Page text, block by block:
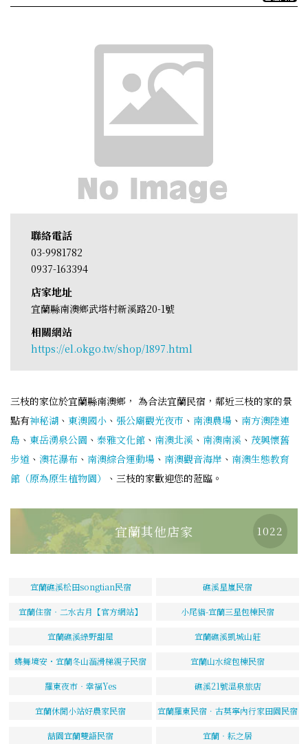
聯絡電話
03-9981782
0937-163394
店家地址
宜蘭縣南澳鄉武塔村新溪路20-1號
相關網站
https://el.okgo.tw/shop/1897.html
三枝的家位於宜蘭縣南澳鄉， 為合法宜蘭民宿，鄰近三枝的家的景
點有神秘湖 、 東澳國小 、 張公廟觀光夜市 、 南澳農場 、 南方澳陸連
島 、 東岳湧泉公園 、 泰雅文化館 、 南澳北溪 、 南澳南溪 、 茂興懷舊
步道 、 澳花瀑布 、 南澳綜合運動場 、 南澳觀音海岸 、 南澳生態教育
館（原為原生植物園）
、三枝的家歡迎您的蒞臨。
宜蘭其他店家 1022
宜蘭礁溪松田songtian民宿 礁溪星嵐民宿
宜蘭住宿‧二水古月【官方網站】 小尾貓-宜蘭三星包棟民宿
宜蘭礁溪綠野甜屋 宜蘭礁溪凱城山莊
蝶舞境安・宜蘭冬山溜滑梯親子民宿 宜蘭山水綻包棟民宿
羅東夜市‧幸福Yes 礁溪21號溫泉旅店
宜蘭休閒小站好農家民宿 宜蘭羅東民宿．古莫寧內行家田園民宿
喆園宜蘭雙語民宿 宜蘭‧耘之居